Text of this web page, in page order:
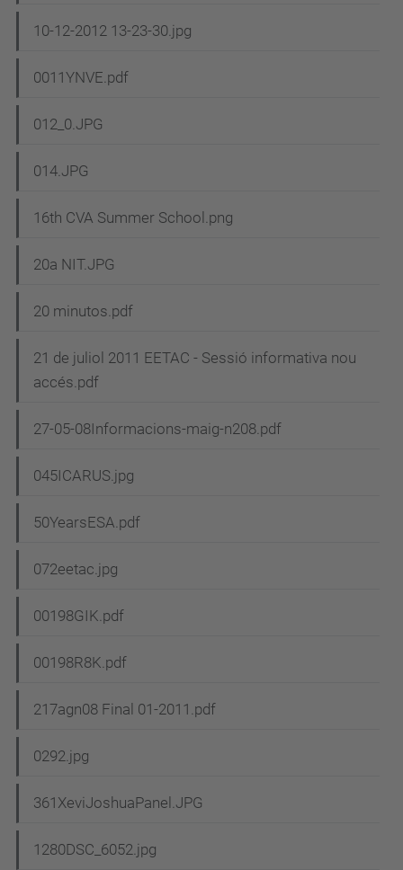
10-12-2012 13-23-30.jpg
0011YNVE.pdf
012_0.JPG
014.JPG
16th CVA Summer School.png
20a NIT.JPG
20 minutos.pdf
21 de juliol 2011 EETAC - Sessió informativa nou
accés.pdf
27-05-08Informacions-maig-n208.pdf
045ICARUS.jpg
50YearsESA.pdf
072eetac.jpg
00198GIK.pdf
00198R8K.pdf
217agn08 Final 01-2011.pdf
0292.jpg
361XeviJoshuaPanel.JPG
1280DSC_6052.jpg